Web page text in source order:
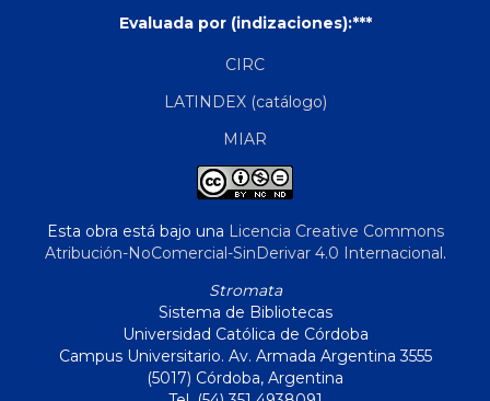
Evaluada por (indizaciones):***
CIRC
LATINDEX (catálogo)
MIAR
Esta obra está bajo una Licencia Creative Commons
Atribución-NoComercial-SinDerivar 4.0 Internacional.
Stromata
Sistema de Bibliotecas
Universidad Católica de Córdoba
Campus Universitario. Av. Armada Argentina 3555
(5017) Córdoba, Argentina